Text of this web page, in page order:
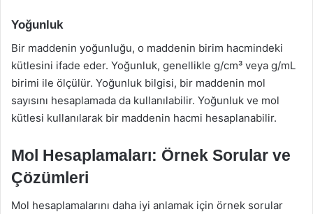
Yoğunluk
Bir maddenin yoğunluğu, o maddenin birim hacmindeki
kütlesini ifade eder. Yoğunluk, genellikle g/cm³ veya g/mL
birimi ile ölçülür. Yoğunluk bilgisi, bir maddenin mol
sayısını hesaplamada da kullanılabilir. Yoğunluk ve mol
kütlesi kullanılarak bir maddenin hacmi hesaplanabilir.
Mol Hesaplamaları: Örnek Sorular ve
Çözümleri
Mol hesaplamalarını daha iyi anlamak için örnek sorular